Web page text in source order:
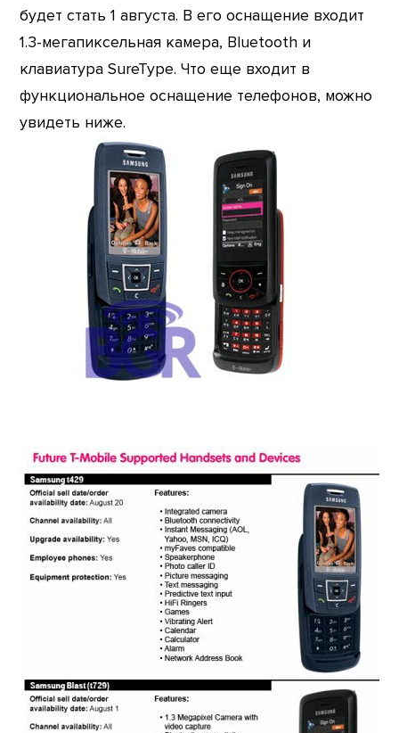
будет стать 1 августа. В его оснащение входит
1.3-мегапиксельная камера, Bluetooth и
клавиатура SureType. Что еще входит в
функциональное оснащение телефонов, можно
увидеть ниже.